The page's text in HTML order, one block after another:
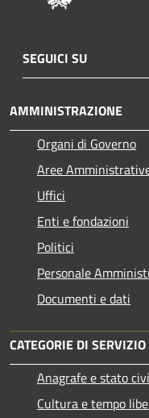
SEGUICI SU
AMMINISTRAZIONE
Organi di Governo
Aree
Uffici
Enti e fondazioni
Politici
Personale
Documenti e dati
CATEGORIE DI SERVIZIO
Anagrafe e stato
Cultura e tempo